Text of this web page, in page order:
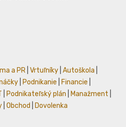
a PR Vrtuľníky Autoškola
Podnikanie Financie
Podnikateľský plán Manažment
Obchod Dovolenka